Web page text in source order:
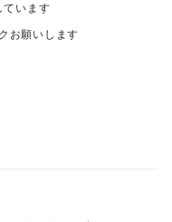
ています
お願いします